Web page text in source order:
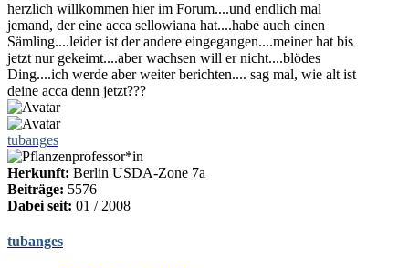
herzlich willkommen hier im Forum....und endlich mal
jemand, der eine acca sellowiana hat....habe auch einen
Sämling....leider ist der andere eingegangen....meiner hat bis
jetzt nur gekeimt....aber wachsen will er nicht....blödes
Ding....ich werde aber weiter berichten.... sag mal, wie alt ist
deine acca denn jetzt???
tubanges
Herkunft: Berlin USDA-Zone 7a
Beiträge: 5576
Dabei seit: 01 / 2008
tubanges